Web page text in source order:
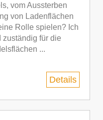
vom Aussterben
von Ladenflächen
Rolle spielen? Ich
zuständig für die
...
Details